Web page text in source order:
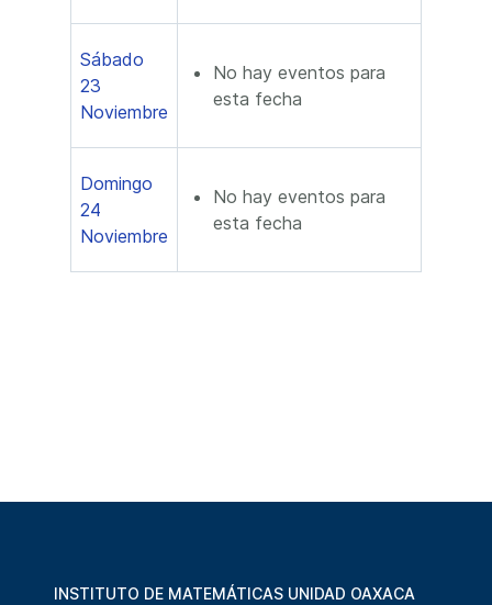
Sábado
23
Noviembre
No hay eventos para
esta fecha
Domingo
24
Noviembre
No hay eventos para
esta fecha
INSTITUTO DE MATEMÁTICAS UNIDAD OAXACA